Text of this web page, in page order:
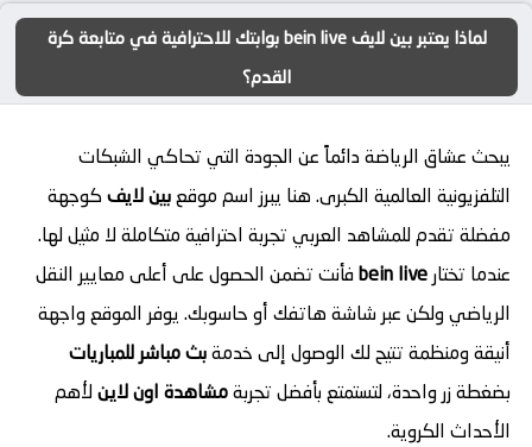
لماذا يعتبر بين لايف bein live بوابتك للاحترافية في متابعة كرة
القدم؟
يبحث عشاق الرياضة دائماً عن الجودة التي تحاكي الشبكات
التلفزيونية العالمية الكبرى. هنا يبرز اسم موقعبين لايف كوجهة
مفضلة تقدم للمشاهد العربي تجربة احترافية متكاملة لا مثيل لها.
عندما تختار bein live فأنت تضمن الحصول على أعلى معايير النقل
الرياضي ولكن عبر شاشة هاتفك أو حاسوبك. يوفر الموقع واجهة
أنيقة ومنظمة تتيح لك الوصول إلى خدمةبث مباشر للمباريات
بضغطة زر واحدة، لتستمتع بأفضل تجربةمشاهدة اون لاين لأهم
الأحداث الكروية.